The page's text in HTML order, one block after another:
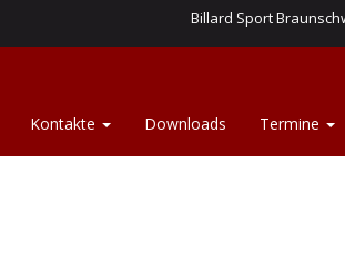
Billard Sport
Kontakte Downloads Termine